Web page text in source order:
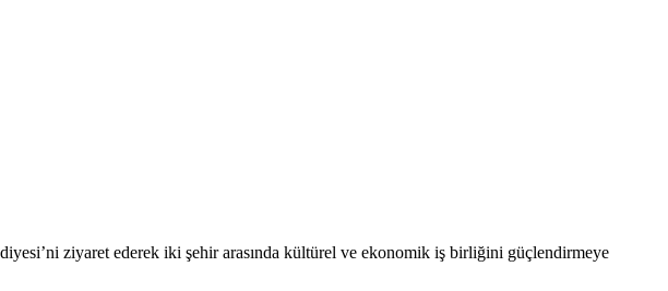
ziyaret ederek iki şehir arasında kültürel ve ekonomik iş birliğini güçlendirmeye